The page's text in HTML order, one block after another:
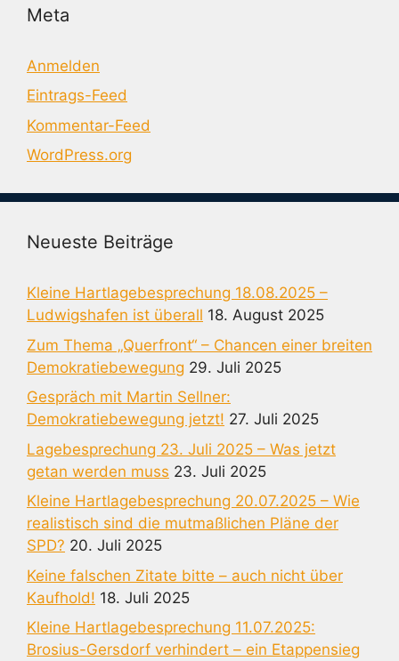
Meta
Anmelden
Eintrags-Feed
Kommentar-Feed
WordPress.org
Neueste Beiträge
Kleine Hartlagebesprechung 18.08.2025 –
Ludwigshafen ist überall 18. August 2025
Zum Thema „Querfront“ – Chancen einer breiten
Demokratiebewegung 29. Juli 2025
Gespräch mit Martin Sellner:
Demokratiebewegung jetzt! 27. Juli 2025
Lagebesprechung 23. Juli 2025 – Was jetzt
getan werden muss 23. Juli 2025
Kleine Hartlagebesprechung 20.07.2025 – Wie
realistisch sind die mutmaßlichen Pläne der
SPD? 20. Juli 2025
Keine falschen Zitate bitte – auch nicht über
Kaufhold! 18. Juli 2025
Kleine Hartlagebesprechung 11.07.2025:
Brosius-Gersdorf verhindert – ein Etappensieg